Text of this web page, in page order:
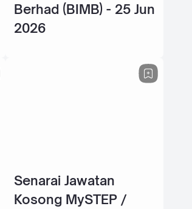
Berhad (BIMB) - 25 Jun
2026
Senarai Jawatan
Kosong MySTEP /